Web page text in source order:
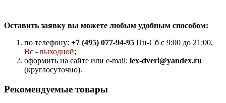
Оставить заявку вы можете любым удобным способом:
по телефону: +7 (495) 077-94-95 Пн-Сб с 9:00 до 21:00,
Вс - выходной;
оформить на сайте или e-mail: lex-dveri@yandex.ru
(круглосуточно).
Рекомендуемые товары